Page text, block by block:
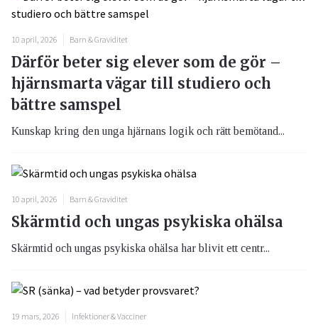
10 april, 2026 Barn & Graviditet
Därför beter sig elever som de gör –
hjärnsmarta vägar till studiero och
bättre samspel
Kunskap kring den unga hjärnans logik och rätt bemötand...
10 april, 2026 Barn & Graviditet
Skärmtid och ungas psykiska ohälsa
Skärmtid och ungas psykiska ohälsa har blivit ett centr...
19 mars, 2026 Infektioner & Vacciner